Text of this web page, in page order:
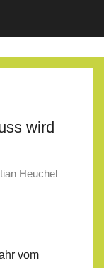
wird
Heuchel
vom